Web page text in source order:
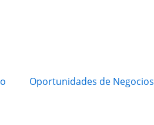
Oportunidades de Negocios